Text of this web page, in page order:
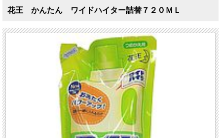
花王 かんたん ワイドハイター詰替７２０ＭＬ